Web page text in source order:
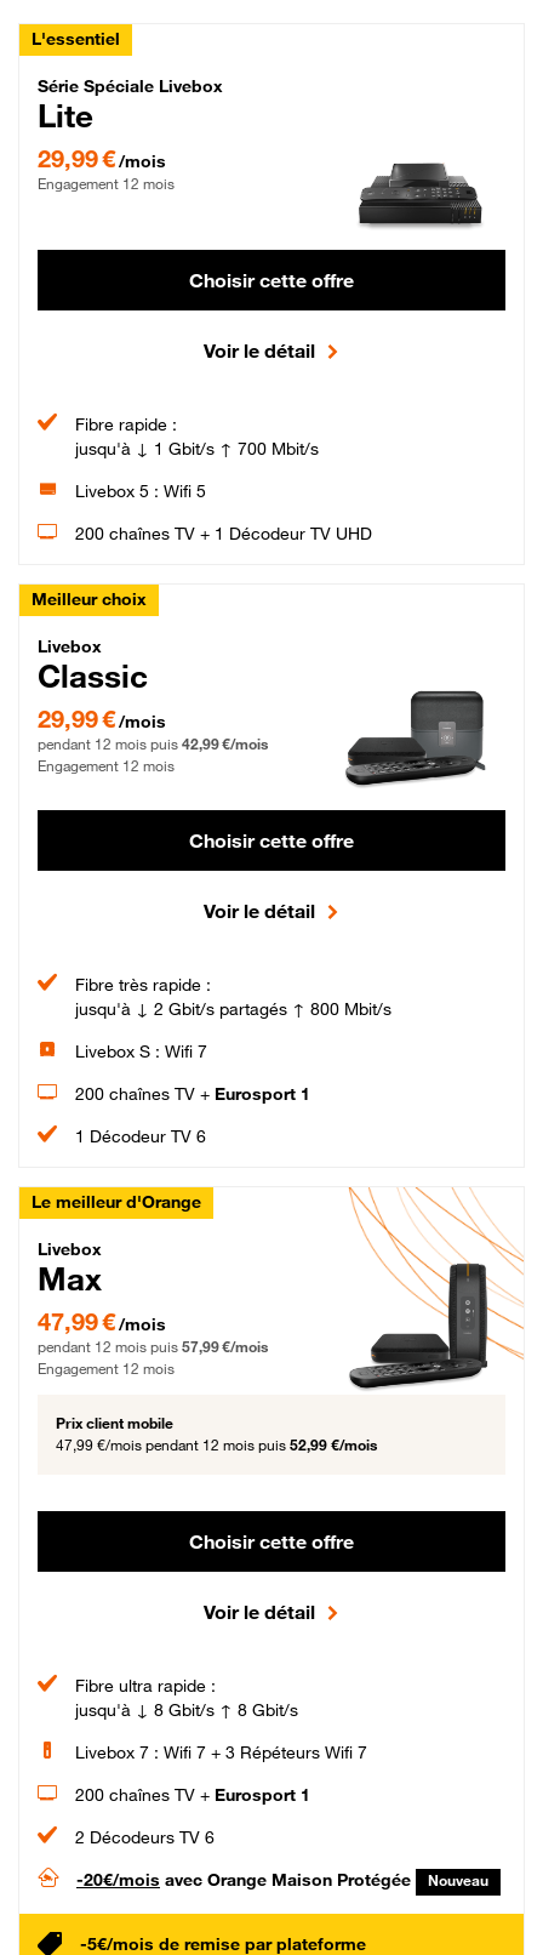
L'essentiel
Série Spéciale Livebox Lite Fibre
Série Spéciale Livebox
Lite
29,99 €/mois
Engagement 12 mois
Choisir cette offre
Voir le détail
Fibre rapide :
jusqu'à ↓ 1 Gbit/s ↑ 700 Mbit/s
Livebox 5 : Wifi 5
200 chaînes TV + 1 Décodeur TV UHD
Meilleur choix
Livebox Classic Fibre
Livebox
Classic
29,99 € par mois pendant 12 mois puis 42,99 € par mois, Engagement 12 mois
29,99 €/mois
pendant 12 mois puis 42,99 €/mois
Engagement 12 mois
Choisir cette offre
Voir le détail
Fibre très rapide :
jusqu'à ↓ 2 Gbit/s partagés ↑ 800 Mbit/s
Livebox S : Wifi 7
200 chaînes TV + Eurosport 1
1 Décodeur TV 6
Le meilleur d'Orange
Livebox Max Fibre
Livebox
Max
47,99 € par mois pendant 12 mois puis 57,99 € par mois, Engagement 12 mois
47,99 €/mois
pendant 12 mois puis 57,99 €/mois
Engagement 12 mois
Prix client mobile
47,99 €/mois pendant 12 mois puis 52,99 €/mois
Choisir cette offre
Voir le détail
Fibre ultra rapide :
jusqu'à ↓ 8 Gbit/s ↑ 8 Gbit/s
Livebox 7 : Wifi 7 + 3 Répéteurs Wifi 7
200 chaînes TV + Eurosport 1
2 Décodeurs TV 6
-20€/mois avec Orange Maison Protégée Nouveau
-5€/mois de remise par plateforme